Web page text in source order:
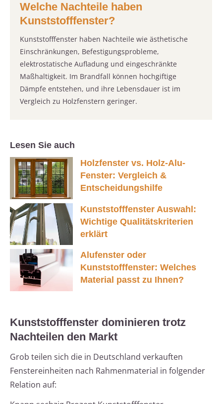
Welche Nachteile haben
Kunststofffenster?
Kunststofffenster haben Nachteile wie ästhetische
Einschränkungen, Befestigungsprobleme,
elektrostatische Aufladung und eingeschränkte
Maßhaltigkeit. Im Brandfall können hochgiftige
Dämpfe entstehen, und ihre Lebensdauer ist im
Vergleich zu Holzfenstern geringer.
Lesen Sie auch
Holzfenster vs. Holz-Alu-
Fenster: Vergleich &
Entscheidungshilfe
Kunststofffenster Auswahl:
Wichtige Qualitätskriterien
erklärt
Alufenster oder
Kunststofffenster: Welches
Material passt zu Ihnen?
Kunststofffenster dominieren trotz
Nachteilen den Markt
Grob teilen sich die in Deutschland verkauften
Fenstereinheiten nach Rahmenmaterial in folgender
Relation auf: